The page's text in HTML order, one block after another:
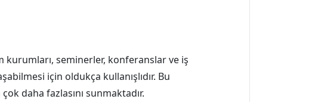
kurumları, seminerler, konferanslar ve iş
için oldukça kullanışlıdır. Bu
daha fazlasını sunmaktadır.